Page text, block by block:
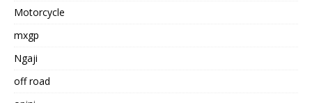
Motorcycle
mxgp
Ngaji
off road